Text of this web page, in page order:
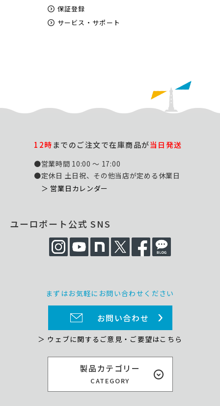
保証登録
サービス・サポート
製品カテゴリー
CATEGORY
12時までのご注文で在庫商品が当日発送
●営業時間 10:00 ～ 17:00
●定休日 土日祝、その他当店が定める休業日
＞ 営業日カレンダー
ユーロポート公式 SNS
まずはお気軽にお問い合わせください
お問い合わせ
＞ ウェブに関するご意見・ご要望はこちら